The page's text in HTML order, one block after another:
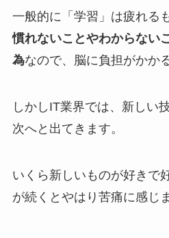
一般的に「学習」は疲れる
慣れないことやわからない
為なので、脳に負担がかか
しかしIT業界では、新しい
次へと出てきます。
いくら新しいものが好きで
が続くとやはり苦痛に感じ